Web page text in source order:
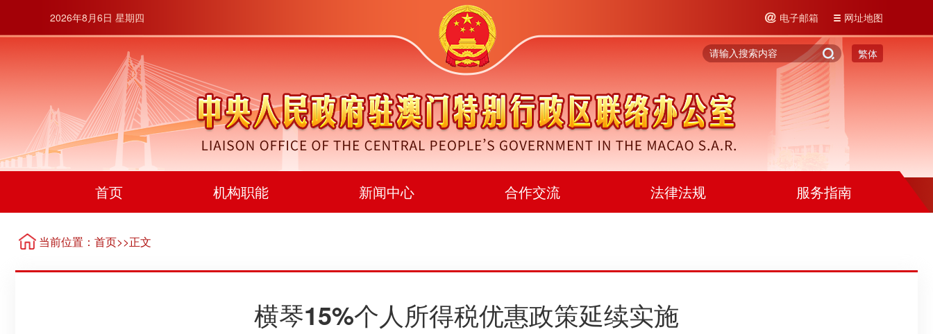
2026年8月6日 星期四 电子邮箱 网址地图
繁体
首页 机构职能 新闻中心 合作交流 法律法规 服务指南
当前位置： 首页>>正文
横琴15%个人所得税优惠政策延续实施